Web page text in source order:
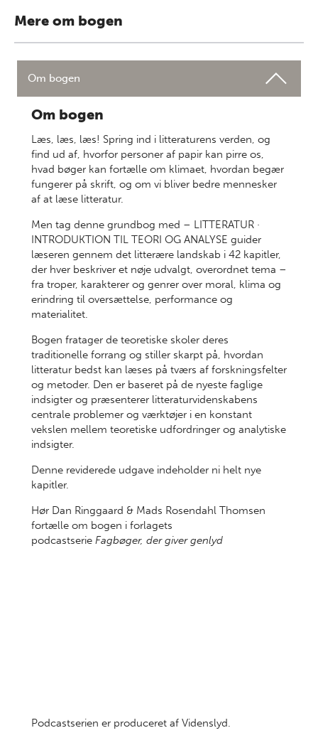
Mere om bogen
Om bogen
Om bogen
Læs, læs, læs! Spring ind i litteraturens verden, og
find ud af, hvorfor personer af papir kan pirre os,
hvad bøger kan fortælle om klimaet, hvordan begær
fungerer på skrift, og om vi bliver bedre mennesker
af at læse litteratur.
Men tag denne grundbog med – LITTERATUR ·
INTRODUKTION TIL TEORI OG ANALYSE guider
læseren gennem det litterære landskab i 42 kapitler,
der hver beskriver et nøje udvalgt, overordnet tema –
fra troper, karakterer og genrer over moral, klima og
erindring til oversættelse, performance og
materialitet.
Bogen fratager de teoretiske skoler deres
traditionelle forrang og stiller skarpt på, hvordan
litteratur bedst kan læses på tværs af forskningsfelter
og metoder. Den er baseret på de nyeste faglige
indsigter og præsenterer litteraturvidenskabens
centrale problemer og værktøjer i en konstant
vekslen mellem teoretiske udfordringer og analytiske
indsigter.
Denne reviderede udgave indeholder ni helt nye
kapitler.
Hør Dan Ringgaard & Mads Rosendahl Thomsen
fortælle om bogen i forlagets
podcastserie Fagbøger, der giver genlyd
Podcastserien er produceret af Videnslyd.